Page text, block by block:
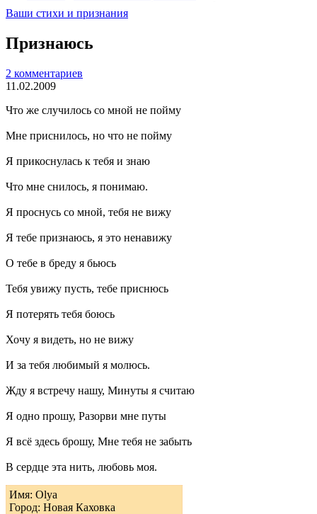
Ваши стихи и признания
Признаюсь
2 комментариев
11.02.2009
Что же случилось со мной не пойму
Мне приснилось, но что не пойму
Я прикоснулась к тебя и знаю
Что мне снилось, я понимаю.
Я проснусь со мной, тебя не вижу
Я тебе признаюсь, я это ненавижу
О тебе в бреду я бьюсь
Тебя увижу пусть, тебе приснюсь
Я потерять тебя боюсь
Хочу я видеть, но не вижу
И за тебя любимый я молюсь.
Жду я встречу нашу, Минуты я считаю
Я одно прошу, Разорви мне путы
Я всё здесь брошу, Мне тебя не забыть
В сердце эта нить, любовь моя.
Имя: Olya
Город: Новая Каховка